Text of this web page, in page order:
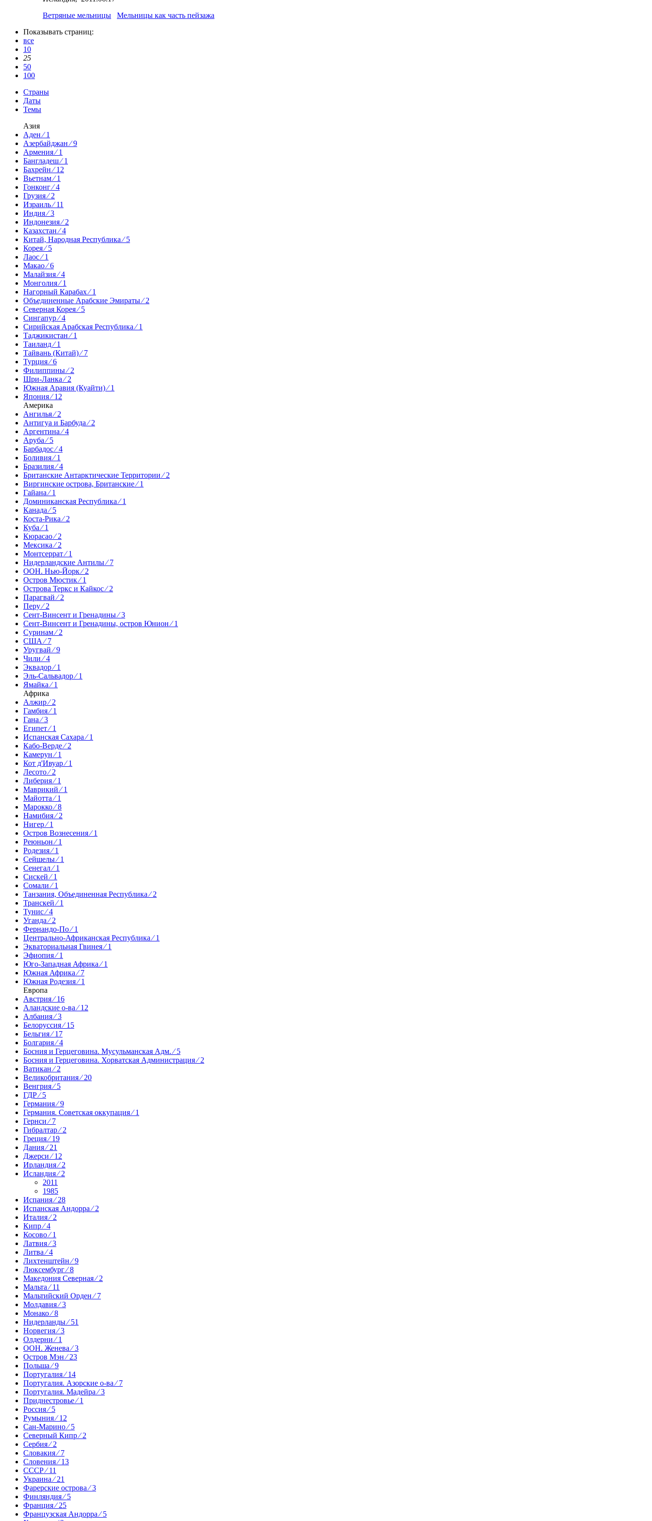
Ветряные мельницы
Мельницы как часть пейзажа
Показывать страниц:
все
10
25
50
100
Страны
Даты
Темы
Азия
Аден ⁄ 1
Азербайджан ⁄ 9
Армения ⁄ 1
Бангладеш ⁄ 1
Бахрейн ⁄ 12
Вьетнам ⁄ 1
Гонконг ⁄ 4
Грузия ⁄ 2
Израиль ⁄ 11
Индия ⁄ 3
Индонезия ⁄ 2
Казахстан ⁄ 4
Китай, Народная Республика ⁄ 5
Корея ⁄ 5
Лаос ⁄ 1
Макао ⁄ 6
Малайзия ⁄ 4
Монголия ⁄ 1
Нагорный Карабах ⁄ 1
Объединенные Арабские Эмираты ⁄ 2
Северная Корея ⁄ 5
Сингапур ⁄ 4
Сирийская Арабская Республика ⁄ 1
Таджикистан ⁄ 1
Таиланд ⁄ 1
Тайвань (Китай) ⁄ 7
Турция ⁄ 6
Филиппины ⁄ 2
Шри-Ланка ⁄ 2
Южная Аравия (Куайти) ⁄ 1
Япония ⁄ 12
Америка
Ангилья ⁄ 2
Антигуа и Барбуда ⁄ 2
Аргентина ⁄ 4
Аруба ⁄ 5
Барбадос ⁄ 4
Боливия ⁄ 1
Бразилия ⁄ 4
Британские Антарктические Территории ⁄ 2
Виргинские острова, Британские ⁄ 1
Гайана ⁄ 1
Доминиканская Республика ⁄ 1
Канада ⁄ 5
Коста-Рика ⁄ 2
Куба ⁄ 1
Кюрасао ⁄ 2
Мексика ⁄ 2
Монтсеррат ⁄ 1
Нидерландские Антилы ⁄ 7
ООН. Нью-Йорк ⁄ 2
Остров Мюстик ⁄ 1
Острова Теркс и Кайкос ⁄ 2
Парагвай ⁄ 2
Перу ⁄ 2
Сент-Винсент и Гренадины ⁄ 3
Сент-Винсент и Гренадины, остров Юнион ⁄ 1
Суринам ⁄ 2
США ⁄ 7
Уругвай ⁄ 9
Чили ⁄ 4
Эквадор ⁄ 1
Эль-Сальвадор ⁄ 1
Ямайка ⁄ 1
Африка
Алжир ⁄ 2
Гамбия ⁄ 1
Гана ⁄ 3
Египет ⁄ 1
Испанская Сахара ⁄ 1
Кабо-Верде ⁄ 2
Камерун ⁄ 1
Кот д'Ивуар ⁄ 1
Лесото ⁄ 2
Либерия ⁄ 1
Маврикий ⁄ 1
Майотта ⁄ 1
Марокко ⁄ 8
Намибия ⁄ 2
Нигер ⁄ 1
Остров Вознесения ⁄ 1
Реюньон ⁄ 1
Родезия ⁄ 1
Сейшелы ⁄ 1
Сенегал ⁄ 1
Сискей ⁄ 1
Сомали ⁄ 1
Танзания, Объединенная Республика ⁄ 2
Транскей ⁄ 1
Тунис ⁄ 4
Уганда ⁄ 2
Фернандо-По ⁄ 1
Центрально-Африканская Республика ⁄ 1
Экваториальная Гвинея ⁄ 1
Эфиопия ⁄ 1
Юго-Западная Африка ⁄ 1
Южная Африка ⁄ 7
Южная Родезия ⁄ 1
Европа
Австрия ⁄ 16
Аландские о-ва ⁄ 12
Албания ⁄ 3
Белоруссия ⁄ 15
Бельгия ⁄ 17
Болгария ⁄ 4
Босния и Герцеговина. Мусульманская Адм. ⁄ 5
Босния и Герцеговина. Хорватская Администрация ⁄ 2
Ватикан ⁄ 2
Великобритания ⁄ 20
Венгрия ⁄ 5
ГДР ⁄ 5
Германия ⁄ 9
Германия. Советская оккупация ⁄ 1
Гернси ⁄ 7
Гибралтар ⁄ 2
Греция ⁄ 19
Дания ⁄ 21
Джерси ⁄ 12
Ирландия ⁄ 2
Исландия ⁄ 2
2011
1985
Испания ⁄ 28
Испанская Андорра ⁄ 2
Италия ⁄ 2
Кипр ⁄ 4
Косово ⁄ 1
Латвия ⁄ 3
Литва ⁄ 4
Лихтенштейн ⁄ 9
Люксембург ⁄ 8
Македония Северная ⁄ 2
Мальта ⁄ 11
Мальтийский Орден ⁄ 7
Молдавия ⁄ 3
Монако ⁄ 8
Нидерланды ⁄ 51
Норвегия ⁄ 3
Олдерни ⁄ 1
ООН. Женева ⁄ 3
Остров Мэн ⁄ 23
Польша ⁄ 9
Португалия ⁄ 14
Португалия. Азорские о-ва ⁄ 7
Португалия. Мадейра ⁄ 3
Приднестровье ⁄ 1
Россия ⁄ 5
Румыния ⁄ 12
Сан-Марино ⁄ 5
Северный Кипр ⁄ 2
Сербия ⁄ 2
Словакия ⁄ 7
Словения ⁄ 13
СССР ⁄ 11
Украина ⁄ 21
Фарерские острова ⁄ 3
Финляндия ⁄ 5
Франция ⁄ 25
Французская Андорра ⁄ 5